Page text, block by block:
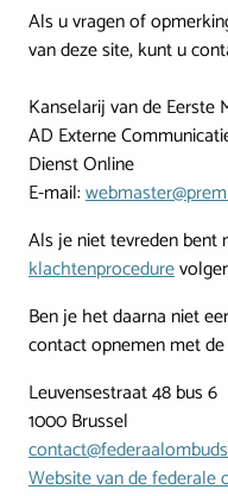
Als u vragen of
van deze site, kunt u
Kanselarij van de Eerste
AD Externe
Dienst Online
E-mail:
Als je niet tevreden
klachtenprocedure
Ben je het daarna niet
contact opnemen met
Leuvensestraat 48 bus 6
1000 Brussel
Website van de federale